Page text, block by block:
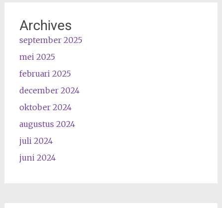
Archives
september 2025
mei 2025
februari 2025
december 2024
oktober 2024
augustus 2024
juli 2024
juni 2024